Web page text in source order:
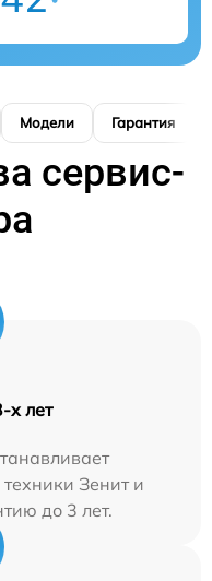
Модели Гарантия
сервис-
х лет
Зенит и
до 3 лет.